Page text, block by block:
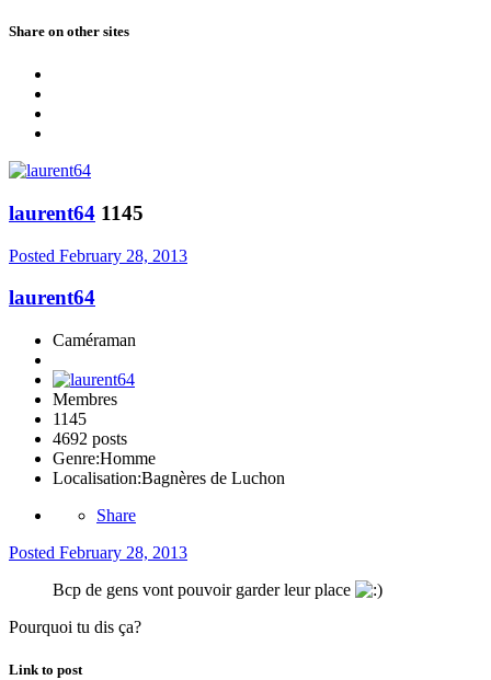
Share on other sites
laurent64 1145
Posted February 28, 2013
laurent64
Caméraman
Membres
1145
4692 posts
Genre:Homme
Localisation:Bagnères de Luchon
Share
Posted February 28, 2013
Bcp de gens vont pouvoir garder leur place
Pourquoi tu dis ça?
Link to post